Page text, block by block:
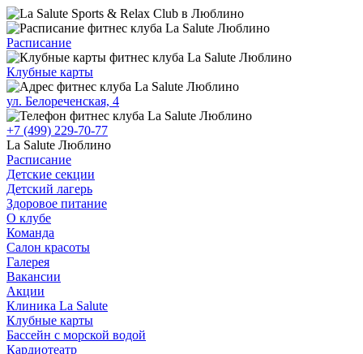
Расписание
Клубные карты
ул. Белореченская, 4
+7 (499) 229-70-77
La Salute Люблино
Расписание
Детские секции
Детский лагерь
Здоровое питание
О клубе
Команда
Салон красоты
Галерея
Вакансии
Акции
Клиника La Salute
Клубные карты
Бассейн с морской водой
Кардиотеатр